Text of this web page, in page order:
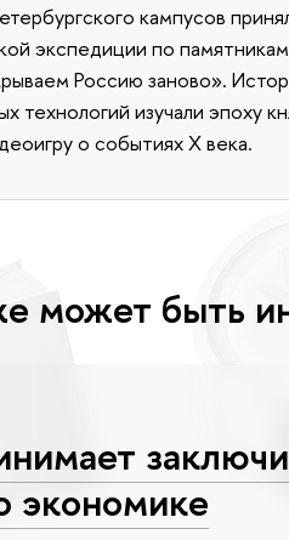
кампусов
экспедиции по
Россию заново».
технологий изучали эпоху
о событиях X века.
может быть